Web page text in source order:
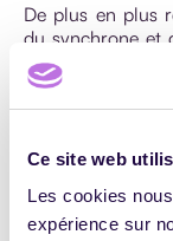
Ce site web
Les cookies
expérience sur
De plus en plus
du synchrone et
les avantages.
Des points
favoriser l’esprit
Entre ces
rythme et